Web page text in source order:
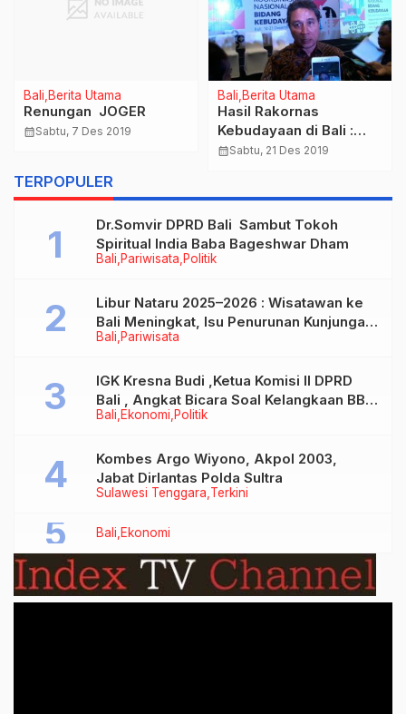
Bali Berita Utama
Renungan JOGER
calendar_monthSabtu, 7 Des 2019
Bali Berita Utama
Hasil Rakornas
Kebudayaan di Bali :
Penyederhanaan
Kebudayaan disetiap
Daerah
calendar_monthSabtu, 21 Des 2019
TERPOPULER
Bali Pariwisata Politik
Dr.Somvir DPRD Bali Sambut Tokoh
Spiritual India Baba Bageshwar Dham
Bali Pariwisata
Libur Nataru 2025–2026 : Wisatawan ke
Bali Meningkat, Isu Penurunan Kunjungan
Tidak Benar
Bali Ekonomi Politik
IGK Kresna Budi ,Ketua Komisi II DPRD
Bali , Angkat Bicara Soal Kelangkaan BBM
Bersubsidi Jenis Solar
Sulawesi Tenggara Terkini
Kombes Argo Wiyono, Akpol 2003,
Jabat Dirlantas Polda Sultra
Bali Ekonomi